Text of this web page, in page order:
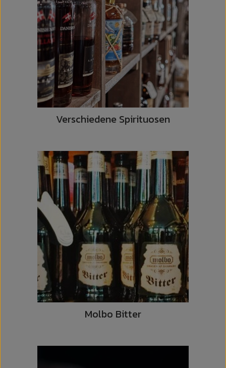
Verschiedene Spirituosen
Molbo Bitter